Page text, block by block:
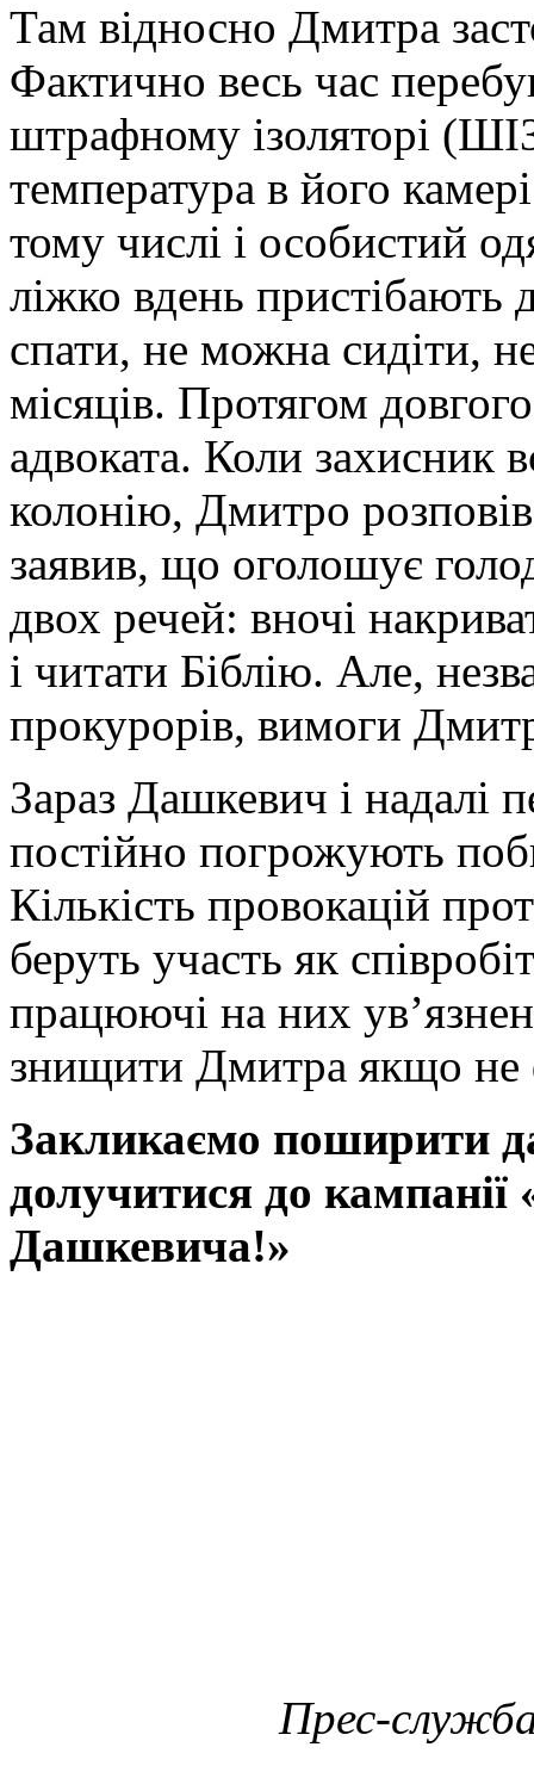
Там відносно Дмитра
Фактично весь час
штрафному ізоляторі
температура в його
тому числі і особистий
ліжко вдень пристібають
спати, не можна сидіти,
місяців. Протягом
адвоката. Коли захисник
колонію, Дмитро
заявив, що оголошує
двох речей: вночі
і читати Біблію. Але,
прокурорів, вимоги
Зараз Дашкевич і надалі
постійно погрожують
Кількість провокацій
беруть участь як
працюючі на них
знищити Дмитра якщо не
Закликаємо поширити
долучитися до
Дашкевича!»
Прес-